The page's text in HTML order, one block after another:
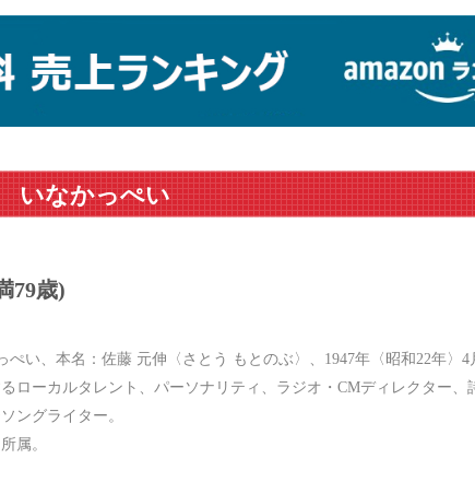
いなかっぺい
79歳)
い、本名：佐藤 元伸〈さとう もとのぶ〉、1947年〈昭和22年〉4
ローカルタレント、パーソナリティ、ラジオ・CMディレクター、
ングライター。
属。